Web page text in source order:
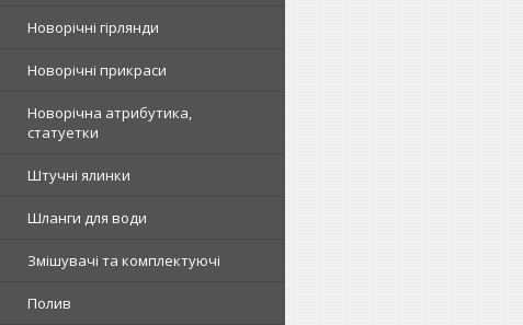
Новорічні гірлянди
Новорічні прикраси
Новорічна атрибутика,
статуетки
Штучні ялинки
Шланги для води
Змішувачі та комплектуючі
Полив